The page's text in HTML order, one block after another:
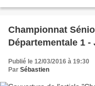
Championnat
Départementale 1 -
Publié le 12/03/2016 à 19:30
Par Sébastien